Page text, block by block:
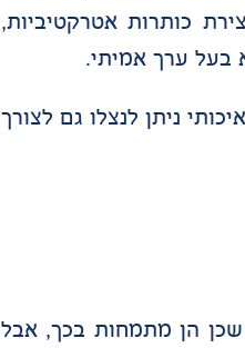
כותרות אטרקטיביות,
בעל ערך אמיתי.
ניתן לנצלו גם לצורך
הן מתמחות בכך, אבל